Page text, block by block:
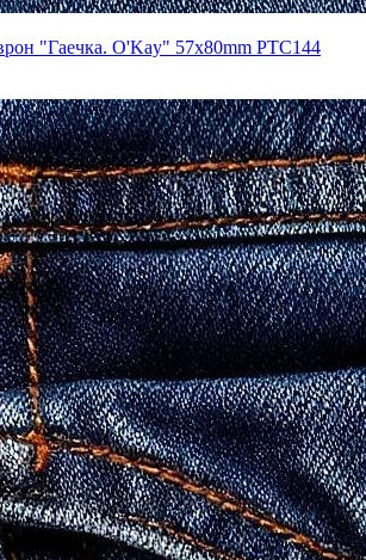
"Гаечка. O'Kay" 57x80mm PTC144